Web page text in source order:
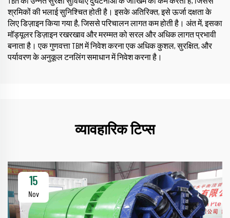
श्रमिकों की भलाई सुनिश्चित होती है। इसके अतिरिक्त, इसे ऊर्जा दक्षता के
लिए डिज़ाइन किया गया है, जिससे परिचालन लागत कम होती है। अंत में, इसका
मॉड्यूलर डिज़ाइन रखरखाव और मरम्मत को सरल और अधिक लागत प्रभावी
बनाता है। एक गुणवत्ता TBM में निवेश करना एक अधिक कुशल, सुरक्षित, और
पर्यावरण के अनुकूल टनलिंग समाधान में निवेश करना है।
व्यावहारिक टिप्स
15
Nov